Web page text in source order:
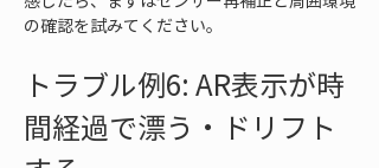
の確認を試みてください。
トラブル例6: AR表示が時
間経過で漂う・ドリフト